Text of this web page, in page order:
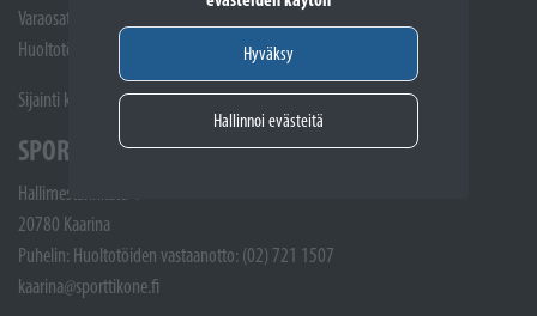
Hyväksy
Hallinnoi evästeitä
Varaosat: (02) 721 1407
Huoltotöiden vastaanotto: 02 7211405
Sijainti kartalla
SPORTTIKONE KAARINA
Hallimestarinkatu 4
20780 Kaarina
Puhelin: Huoltotöiden vastaanotto: (02) 721 1507
kaarina@sporttikone.fi